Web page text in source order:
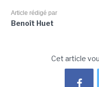
Article rédigé par
Benoît Huet
Cet article